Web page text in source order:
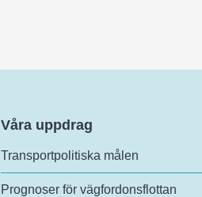
Våra uppdrag
Transportpolitiska målen
Prognoser för vägfordonsflottan